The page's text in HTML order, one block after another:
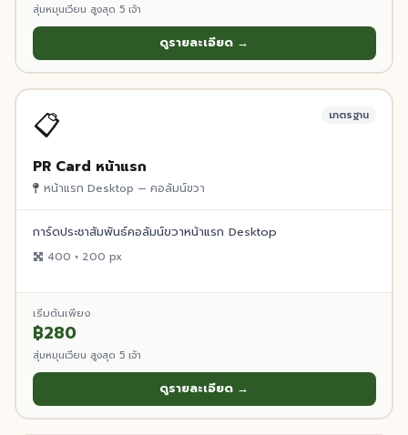
สุ่มหมุนเวียน สูงสุด 5 เจ้า
ดูรายละเอียด →
📋 มาตรฐาน
PR Card หน้าแรก
หน้าแรก Desktop — คอลัมน์ขวา
การ์ดประชาสัมพันธ์คอลัมน์ขวาหน้าแรก Desktop
400 × 200 px
เริ่มต้นเพียง
฿280
สุ่มหมุนเวียน สูงสุด 5 เจ้า
ดูรายละเอียด →